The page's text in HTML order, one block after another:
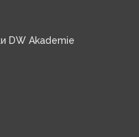
DW Akademie